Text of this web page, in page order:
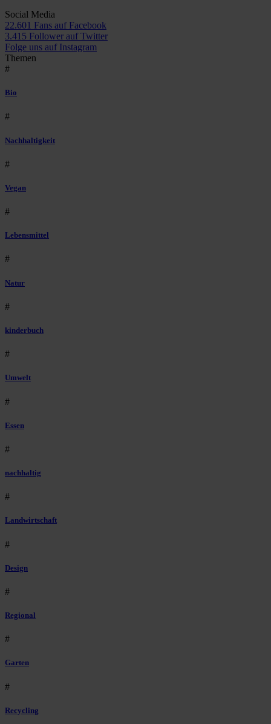
Social Media
22.601 Fans auf Facebook
3.415 Follower auf Twitter
Folge uns auf Instagram
Themen
#
Bio
#
Nachhaltigkeit
#
Vegan
#
Lebensmittel
#
Natur
#
kinderbuch
#
Umwelt
#
Essen
#
nachhaltig
#
Landwirtschaft
#
Design
#
Regional
#
Garten
#
Recycling